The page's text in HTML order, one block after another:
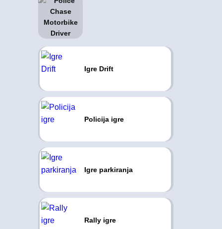
Igre Drift
Policija igre
Igre parkiranja
Rally igre